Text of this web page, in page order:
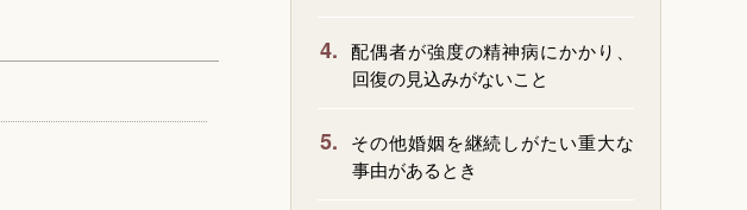
4. 配偶者が強度の精神病にかかり、
回復の見込みがないこと
5.
その他婚姻を継続しがたい重大な
事由があるとき